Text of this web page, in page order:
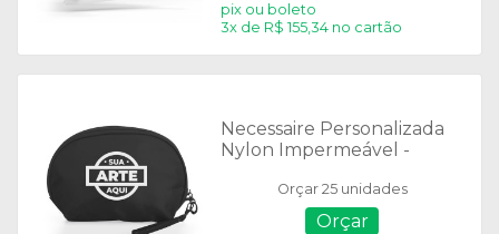
pix ou boleto
3x de R$ 155,34 no cartão
Necessaire Personalizada
Nylon Impermeável -
Orçar 25 unidades
Orçar